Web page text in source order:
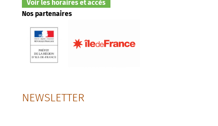
Voir les horaires et accès
Nos partenaires
NEWSLETTER